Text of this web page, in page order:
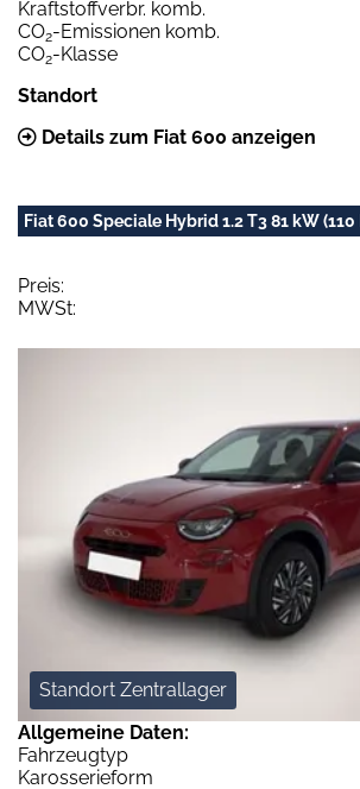
Kraftstoffverbr. komb.
CO2-Emissionen komb.
CO2-Klasse
Standort
Details zum Fiat 600 anzeigen
Fiat 600 Speciale Hybrid 1.2 T3 81 kW (110
Preis:
MWSt:
Standort Zentrallager
Allgemeine Daten:
Fahrzeugtyp
Karosserieform